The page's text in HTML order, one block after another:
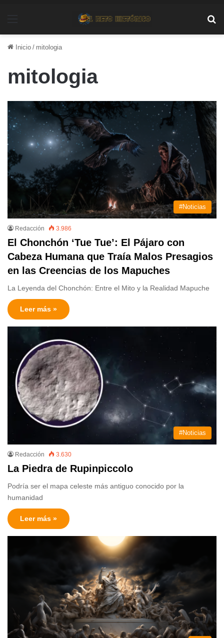
Inicio / mitologia
mitologia
#Noticias
Redacción 3.986
El Chonchón ‘Tue Tue’: El Pájaro con
Cabeza Humana que Traía Malos Presagios
en las Creencias de los Mapuches
La Leyenda del Chonchón: Entre el Mito y la Realidad Mapuche
Leer más »
#Noticias
Redacción 3.630
La Piedra de Rupinpiccolo
Podría ser el mapa celeste más antiguo conocido por la
humanidad
Leer más »